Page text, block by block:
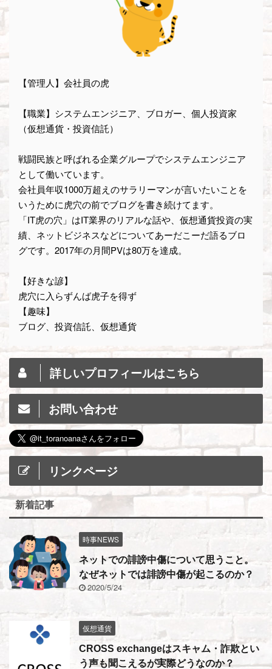
【管理人】会社員の虎
【職業】システムエンジニア、ブロガー、個人投資家
（仮想通貨・投資信託）
戦闘民族と呼ばれる企業グループでシステムエンジニア
として働いています。
会社員年収1000万超えのサラリーマンが言いたいことを
いうために虎穴の前でブログを書き続けてます。
「IT虎の穴」はIT業界のリアルな話や、仮想通貨投資の実
績、ネットビジネスなどについてあーだこーだ語るブロ
グです。2017年の月間PVは80万を達成。
【好きな諺】
虎穴に入らずんば虎子を得ず
【趣味】
ブログ、投資信託、仮想通貨
詳しいプロフィールはこちら
お問い合わせ
リンクページ
新着記事
時事NEWS
ネットでの誹謗中傷について思うこと。
なぜネットでは誹謗中傷が起こるのか？
2020/5/24
仮想通貨
CROSS exchangeはスキャム・詐欺とい
う声も聞こえるが実際どうなのか？